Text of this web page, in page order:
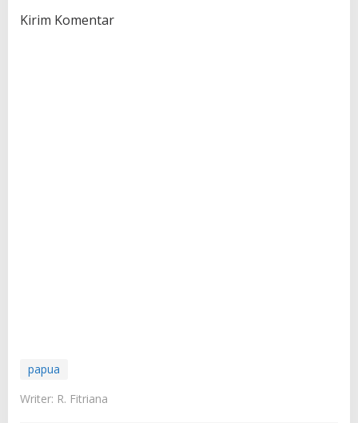
Kirim Komentar
papua
Writer: R. Fitriana